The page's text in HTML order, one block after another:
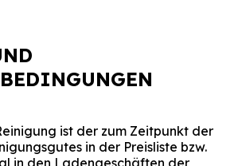
ist der zum Zeitpunkt der
in der Preisliste bzw.